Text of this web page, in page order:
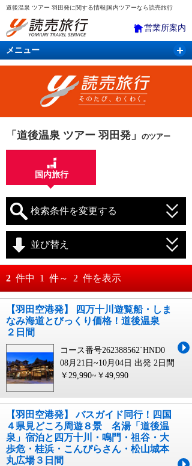
道後温泉 ツアー 羽田発に関する情報|国内ツアーなら読売旅行
営業所案内
メニュー
国内旅行 バスツアー 海外旅行
「道後温泉 ツアー 羽田発」 のツアー
国内旅行
検索条件を変更する
月 日～
並び替え
おすすめ順
料金が安い順
料金が高い順
2 件中 1 件～ 2 件を表示
【羽田空港発】 四万十川遊覧船・しま
なみ海道とびっくり価格！道後温泉
２日間
コース番号262388562`HND0
08月21日~10月04日 出発 2日間
￥29,990~￥49,990
【羽田空港発】 バスガイド同行！四国
４県見どころ周遊８景 名湯「道後温
泉」宿泊と四万十川・鳴門・祖谷・大
歩危・桂浜・こんぴらさん・松山城本
丸広場３日間